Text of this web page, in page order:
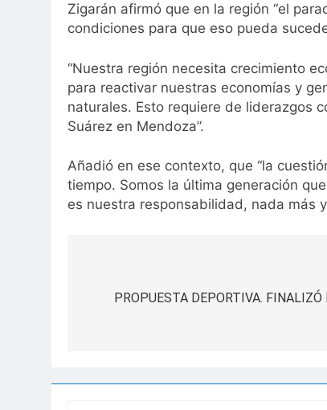
Zigarán afirmó que en la región “el
condiciones para que eso pueda
“Nuestra región necesita crecimiento
para reactivar nuestras economías y
naturales. Esto requiere de liderazgos
Suárez en Mendoza”.
Añadió en ese contexto, que “la
tiempo. Somos la última generación
es nuestra responsabilidad, nada más
PROPUESTA DEPORTIVA.